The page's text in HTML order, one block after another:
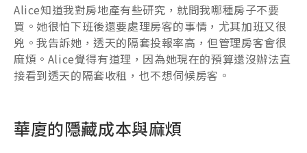
Alice知道我對房地產有些研究，就問我哪種房子不要
買。她很怕下班後還要處理房客的事情，尤其加班又很
兇。我告訴她，透天的隔套投報率高，但管理房客會很
麻煩。Alice覺得有道理，因為她現在的預算還沒辦法直
接看到透天的隔套收租，也不想伺候房客。
華廈的隱藏成本與麻煩